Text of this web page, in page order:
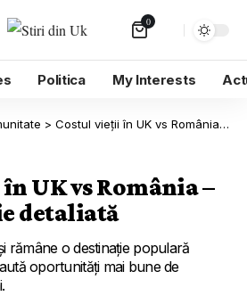
0
Politica My Interests
> Costul vieții în UK vs România – O comparație detaliată
UK vs România –
detaliată
rămâne o destinație populară
oportunități mai bune de